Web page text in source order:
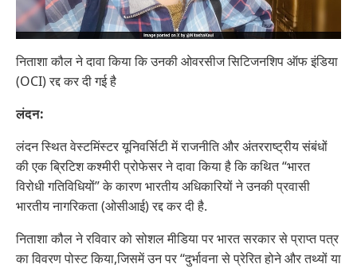
निताशा कौल ने दावा किया कि उनकी ओवरसीज सिटिजनशिप ऑफ इंडिया
(OCI) रद्द कर दी गई है
लंदन:
लंदन स्थित वेस्टमिंस्टर यूनिवर्सिटी में राजनीति और अंतरराष्ट्रीय संबंधों
की एक ब्रिटिश कश्मीरी प्रोफेसर ने दावा किया है कि कथित “भारत
विरोधी गतिविधियों” के कारण भारतीय अधिकारियों ने उनकी प्रवासी
भारतीय नागरिकता (ओसीआई) रद्द कर दी है.
निताशा कौल ने रविवार को सोशल मीडिया पर भारत सरकार से प्राप्त पत्र
का विवरण पोस्ट किया,जिसमें उन पर ‘‘दुर्भावना से प्रेरित होने और तथ्यों या